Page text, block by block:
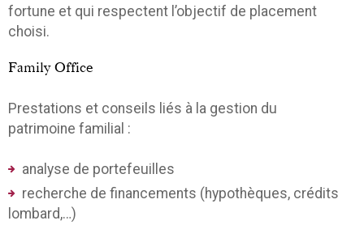
fortune et qui respectent l’objectif de placement
choisi.
Family Office
Prestations et conseils liés à la gestion du
patrimoine familial :
analyse de portefeuilles
recherche de financements (hypothèques, crédits
lombard,…)